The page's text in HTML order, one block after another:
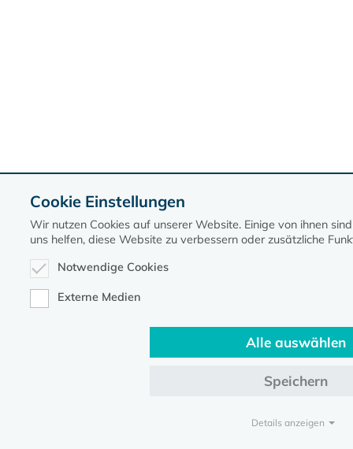
Cookie Einstellungen
Wir nutzen Cookies auf unserer Website. Einige von ihnen
uns helfen, diese Website zu verbessern oder zusätzliche
Notwendige Cookies
Externe Medien
Alle auswählen
Speichern
Details anzeigen